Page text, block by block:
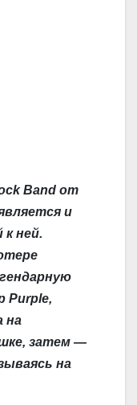
Band от
и
ней.
Purple,
на
затем —
на